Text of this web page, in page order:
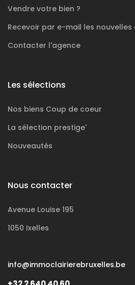
Vendre votre bien ?
Recevoir par e-mail les nouvelles
Contacter l'agence
Les sélections
Nos biens Coup de coeur
La sélection prestige'
Nouveautés
Nous contacter
Avenue Louise 195
1050 Ixelles
info@immoclairierebruxelles.be